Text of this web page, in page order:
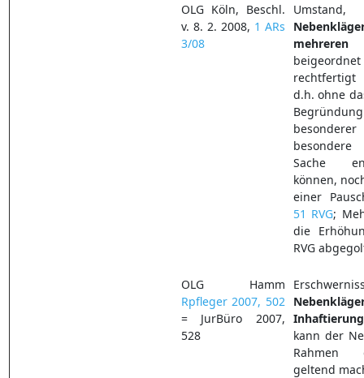
OLG Köln, Beschl.
v. 8. 2. 2008, 1 ARs
3/08
mehreren
rechtfertigt
d.h. ohne
Sache
können,
einer
51 RVG;
die
RVG
OLG Hamm
Rpfleger 2007, 502
= JurBüro 2007,
528
kann der
Rahmen
geltend